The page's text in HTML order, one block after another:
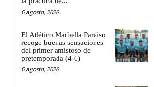
6 agosto, 2026
El Atlético Marbella Paraíso
recoge buenas sensaciones
del primer amistoso de
pretemporada (4-0)
6 agosto, 2026